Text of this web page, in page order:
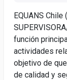
EQUANS
función
actividades
objetivo de
de calidad y